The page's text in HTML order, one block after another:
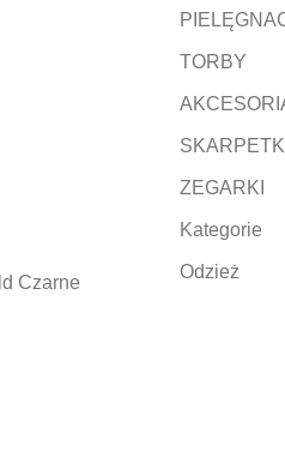
Czarne
TORBY
SKARPETKI
ZEGARKI
Kategorie
Odzież